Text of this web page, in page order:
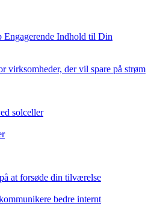
Engagerende Indhold til Din
virksomheder, der vil spare på strøm
solceller
at forsøde din tilværelse
bedre internt